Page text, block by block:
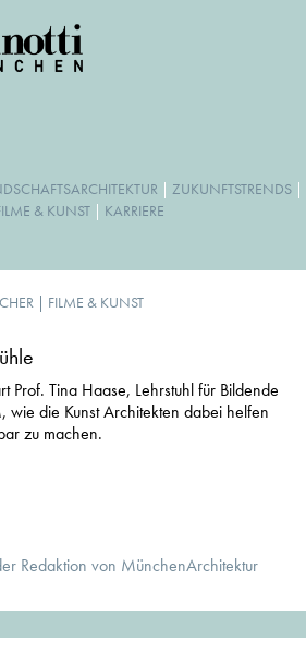
| ZUKUNFTSTRENDS|
& KUNST | KARRIERE
| FILME & KUNST
Prof. Tina Haase, Lehrstuhl für Bildende
wie die Kunst Architekten dabei helfen
zu machen.
Redaktion von MünchenArchitektur